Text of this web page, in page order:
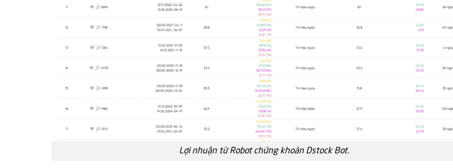
Lợi nhuận từ Robot chứng khoán Dstock Bot.